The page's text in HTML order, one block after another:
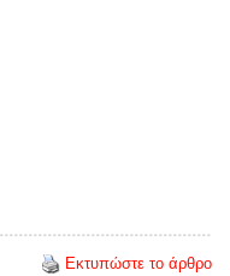
Εκτυπώστε το άρθρο